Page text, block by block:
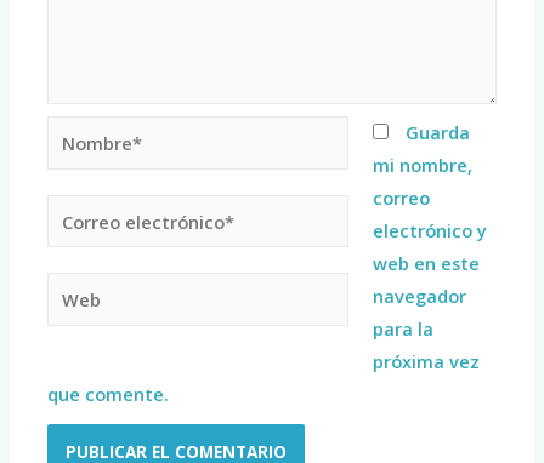
Guarda
mi nombre,
correo
electrónico y
web en este
navegador
para la
próxima vez
que comente.